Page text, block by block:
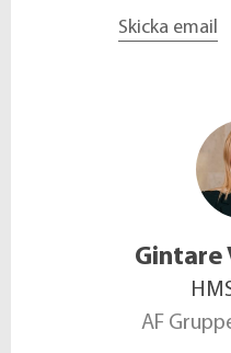
Skicka email
Gintare
AF